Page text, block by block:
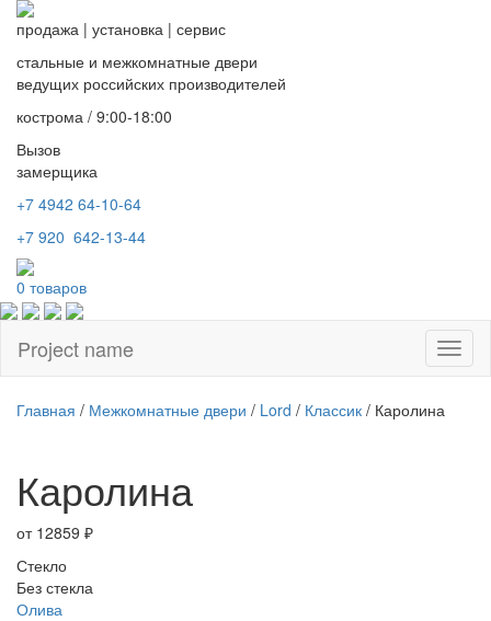
продажа | установка | сервис
стальные и межкомнатные двери
ведущих российских производителей
кострома / 9:00-18:00
Вызов
замерщика
+7 4942 64-10-64
+7 920 642-13-44
0 товаров
Project name
Главная / Межкомнатные двери / Lord / Классик / Каролина
Каролина
от 12859 ₽
Стекло
Без стекла
Олива